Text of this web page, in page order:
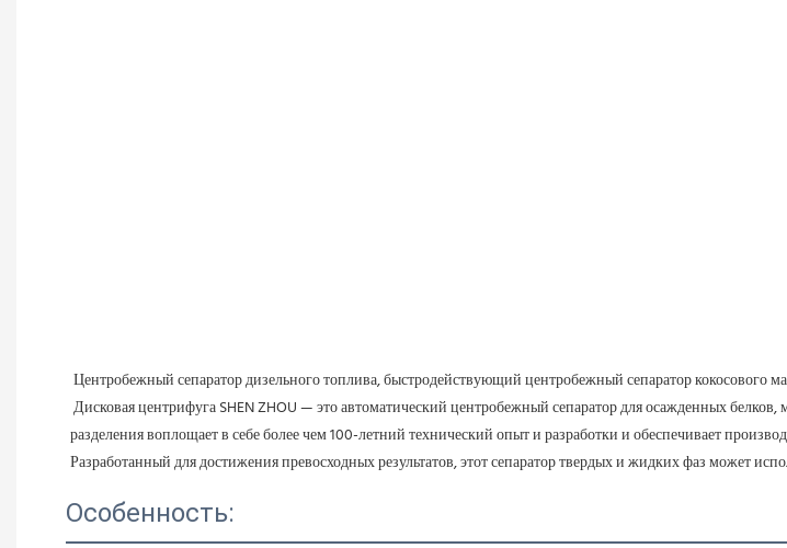
Центробежный сепаратор дизельного топлива, быстродействующий центробежный сепаратор кокосового
Дисковая центрифуга SHEN ZHOU — это автоматический центробежный сепаратор для осажденных
разделения воплощает в себе более чем 100-летний технический опыт и разработки и обеспечивает
Разработанный для достижения превосходных результатов, этот сепаратор твердых и жидких фаз может
Особенность: